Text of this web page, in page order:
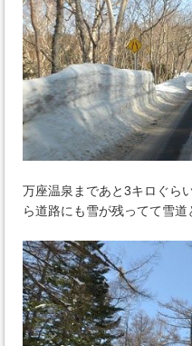
万座温泉まであと3キロぐら
ら道路にも雪が残ってて雪道